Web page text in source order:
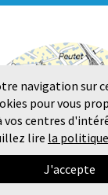
navigation sur
pour vous
vos centres
lire la
J'accepte